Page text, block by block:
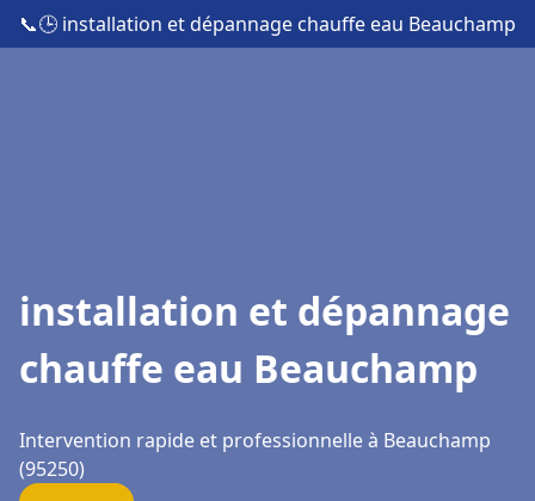
📞🕒 installation et dépannage chauffe eau Beauchamp
installation et dépannage
chauffe eau Beauchamp
Intervention rapide et professionnelle à Beauchamp
(95250)